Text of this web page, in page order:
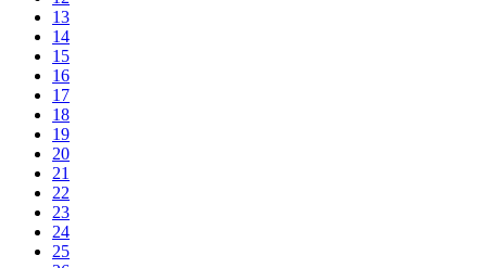
13
14
15
16
17
18
19
20
21
22
23
24
25